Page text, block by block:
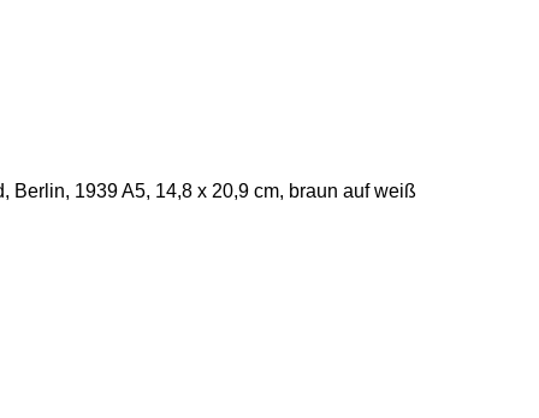
Berlin, 1939 A5, 14,8 x 20,9 cm, braun auf weiß